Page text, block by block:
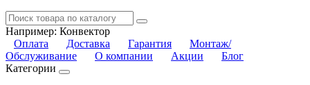
Например: Конвектор
Оплата
Доставка Гарантия
Монтаж/
Обслуживание
О компании Акции
Блог
Категории